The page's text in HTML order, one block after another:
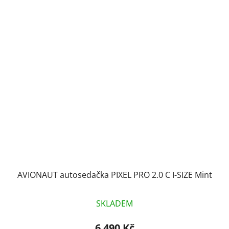
AVIONAUT autosedačka PIXEL PRO 2.0 C I-SIZE Mint
SKLADEM